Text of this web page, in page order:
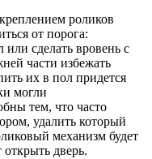
роликов
от порога:
сделать вровень с
части избежать
их в пол придется
могли
тем, что часто
удалить который
механизм будет
открыть дверь.